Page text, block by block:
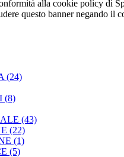
alla cookie policy di
questo banner negando il
(24)
(8)
(43)
(22)
(1)
(5)